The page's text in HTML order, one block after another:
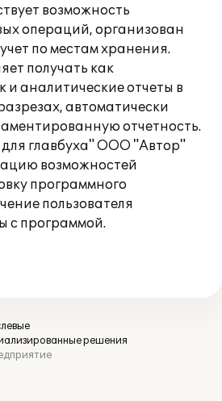
возможность
операций, организован
по местам хранения.
получать как
и аналитические отчеты в
автоматически
отчетность.
главбуха" ООО "Автор"
возможностей
программного
пользователя
с программой.
решения